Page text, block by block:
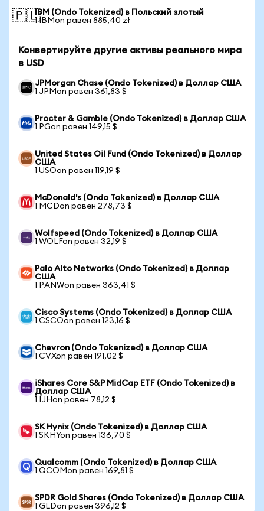
🇵🇱IBM (Ondo Tokenized) в Польский злотый
1 IBMon равен 885,40 zł
Конвертируйте другие активы реального мира
в USD
JPMorgan Chase (Ondo Tokenized) в Доллар США
1 JPMon равен 361,83 $
Procter & Gamble (Ondo Tokenized) в Доллар США
1 PGon равен 149,15 $
United States Oil Fund (Ondo Tokenized) в Доллар
США
1 USOon равен 119,19 $
McDonald's (Ondo Tokenized) в Доллар США
1 MCDon равен 278,73 $
Wolfspeed (Ondo Tokenized) в Доллар США
1 WOLFon равен 32,19 $
Palo Alto Networks (Ondo Tokenized) в Доллар
США
1 PANWon равен 363,41 $
Cisco Systems (Ondo Tokenized) в Доллар США
1 CSCOon равен 123,16 $
Chevron (Ondo Tokenized) в Доллар США
1 CVXon равен 191,02 $
iShares Core S&P MidCap ETF (Ondo Tokenized) в
Доллар США
1 IJHon равен 78,12 $
SK Hynix (Ondo Tokenized) в Доллар США
1 SKHYon равен 136,70 $
Qualcomm (Ondo Tokenized) в Доллар США
1 QCOMon равен 169,81 $
SPDR Gold Shares (Ondo Tokenized) в Доллар США
1 GLDon равен 396,12 $